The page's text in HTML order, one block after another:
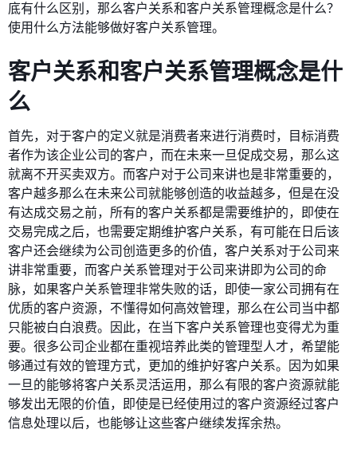
底有什么区别，那么客户关系和客户关系管理概念是什么？
使用什么方法能够做好客户关系管理。
客户关系和客户关系管理概念是什
么
首先，对于客户的定义就是消费者来进行消费时，目标消费
者作为该企业公司的客户，而在未来一旦促成交易，那么这
就离不开买卖双方。而客户对于公司来讲也是非常重要的，
客户越多那么在未来公司就能够创造的收益越多，但是在没
有达成交易之前，所有的客户关系都是需要维护的，即使在
交易完成之后，也需要定期维护客户关系，有可能在日后该
客户还会继续为公司创造更多的价值，客户关系对于公司来
讲非常重要，而客户关系管理对于公司来讲即为公司的命
脉，如果客户关系管理非常失败的话，即使一家公司拥有在
优质的客户资源，不懂得如何高效管理，那么在公司当中都
只能被白白浪费。因此，在当下客户关系管理也变得尤为重
要。很多公司企业都在重视培养此类的管理型人才，希望能
够通过有效的管理方式，更加的维护好客户关系。因为如果
一旦的能够将客户关系灵活运用，那么有限的客户资源就能
够发出无限的价值，即使是已经使用过的客户资源经过客户
信息处理以后，也能够让这些客户继续发挥余热。